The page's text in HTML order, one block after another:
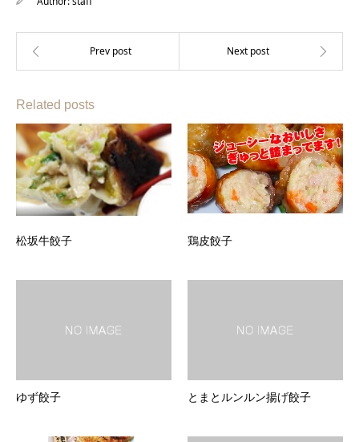
Related posts
松坂牛餃子 鶏皮餃子
ゆず餃子 とまとルンルン揚げ餃子